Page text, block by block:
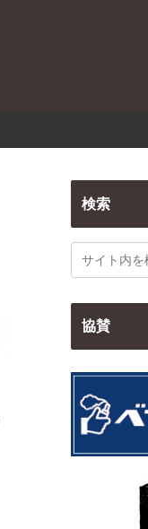
検索
協賛